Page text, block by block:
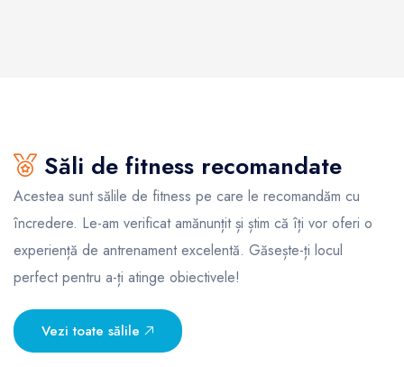
Săli de fitness recomandate
Acestea sunt sălile de fitness pe care le recomandăm cu
încredere. Le-am verificat amănunțit și știm că îți vor oferi o
experiență de antrenament excelentă. Găsește-ți locul
perfect pentru a-ți atinge obiectivele!
Vezi toate sălile